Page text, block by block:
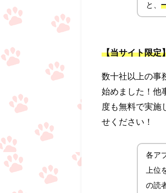
と、
【当サイト限定
数十社以上の事
始めました！他
度も無料で実施
せください！
各ア
上位
の読